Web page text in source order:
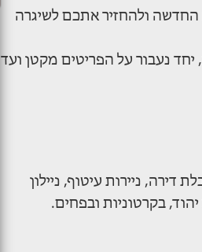
ולהחזיר אתכם לשיגרה
יחד נעבור על הפריטים מקטן ועד
ניירות עיטוף, ניילון
בקרטוניות ובפחים.